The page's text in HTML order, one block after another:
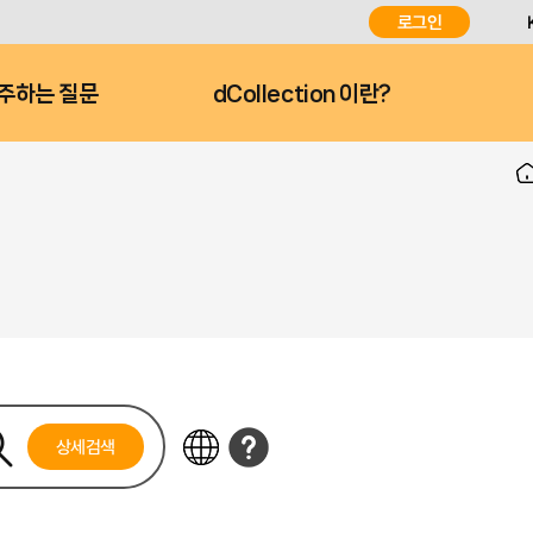
로그인
하는 질문 dCollection 이란?
상세검색